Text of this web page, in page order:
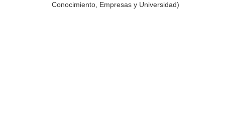
Conocimiento, Empresas y Universidad)